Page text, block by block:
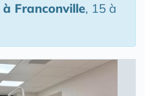
à Franconville, 15 à